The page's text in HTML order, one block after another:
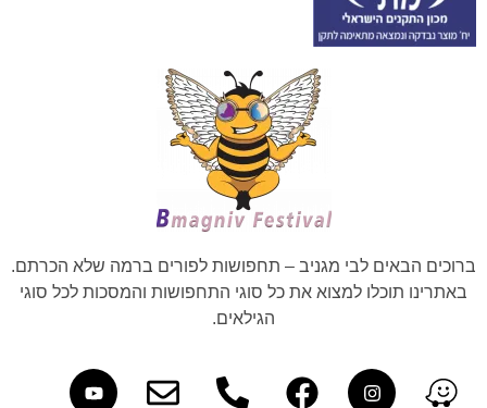
ברוכים הבאים לבי מגניב – תחפושות לפורים ברמה שלא הכרתם.
באתרינו תוכלו למצוא את כל סוגי התחפושות והמסכות לכל סוגי
הגילאים.